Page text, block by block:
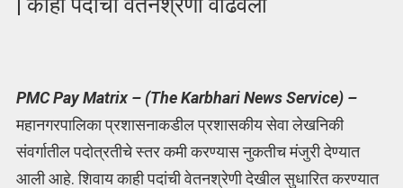
PMC Pay Matrix – (The Karbhari News Service) –
महानगरपालिका प्रशासनाकडील प्रशासकीय सेवा लेखनिकी
संवर्गातील पदोत्रतीचे स्तर कमी करण्यास नुकतीच मंजुरी देण्यात
आली आहे. शिवाय काही पदांची वेतनश्रेणी देखील सुधारित करण्यात